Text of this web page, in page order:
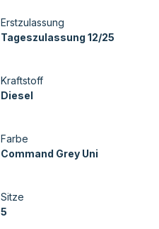
Erstzulassung
Tageszulassung 12/25
Kraftstoff
Diesel
Farbe
Command Grey Uni
Sitze
5